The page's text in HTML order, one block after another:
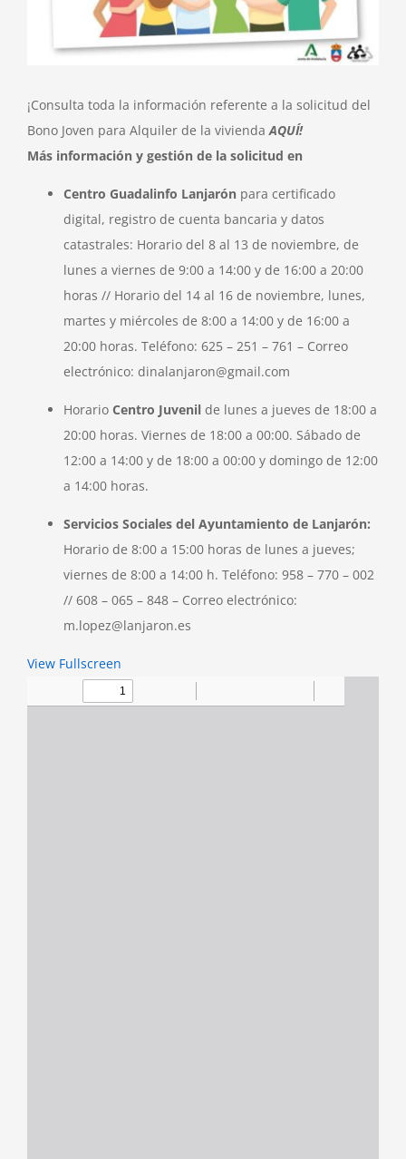
¡Consulta toda la información referente a la solicitud del
Bono Joven para Alquiler de la viviendaAQUÍ!
Más información y gestión de la solicitud en
Centro Guadalinfo Lanjarón para certificado
digital, registro de cuenta bancaria y datos
catastrales: Horario del 8 al 13 de noviembre, de
lunes a viernes de 9:00 a 14:00 y de 16:00 a 20:00
horas // Horario del 14 al 16 de noviembre, lunes,
martes y miércoles de 8:00 a 14:00 y de 16:00 a
20:00 horas. Teléfono: 625 – 251 – 761‬ – Correo
electrónico: dinalanjaron@gmail.com
Horario Centro Juvenil de lunes a jueves de 18:00 a
20:00 horas. Viernes de 18:00 a 00:00. Sábado de
12:00 a 14:00 y de 18:00 a 00:00 y domingo de 12:00
a 14:00 horas.
Servicios Sociales del Ayuntamiento de Lanjarón:
Horario de 8:00 a 15:00 horas de lunes a jueves;
viernes de 8:00 a 14:00 h. Teléfono: 958 – 770 – 002
// 608 – 065 – 848 – Correo electrónico:
m.lopez@lanjaron.es
View Fullscreen